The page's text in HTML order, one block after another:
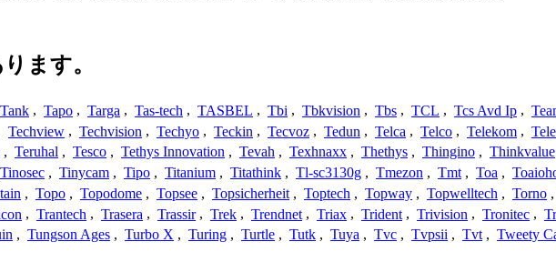
ます。
Tank , Tapo , Targa , Tas-tech , TASBEL , Tbi , Tbkvision , Tbs , TCL , Tcs Avd Ip ,
Techview , Techvision , Techyo , Teckin , Tecvoz , Tedun , Telca , Telco , Telekom ,
, Teruhal , Tesco , Tethys Innovation , Tevah , Texhnaxx , Thethys , Thingino , Thinkvalue
Tinosec , Tinycam , Tipo , Titanium , Titathink , Tl-sc3130g , Tmezon , Tmt , Toa ,
, Topo , Topodome , Topsee , Topsicherheit , Toptech , Topway , Topwelltech , Torno ,
, Trantech , Trasera , Trassir , Trek , Trendnet , Triax , Trident , Trivision , Tronitec ,
, Tungson Ages , Turbo X , Turing , Turtle , Tutk , Tuya , Tvc , Tvpsii , Tvt , Tweety